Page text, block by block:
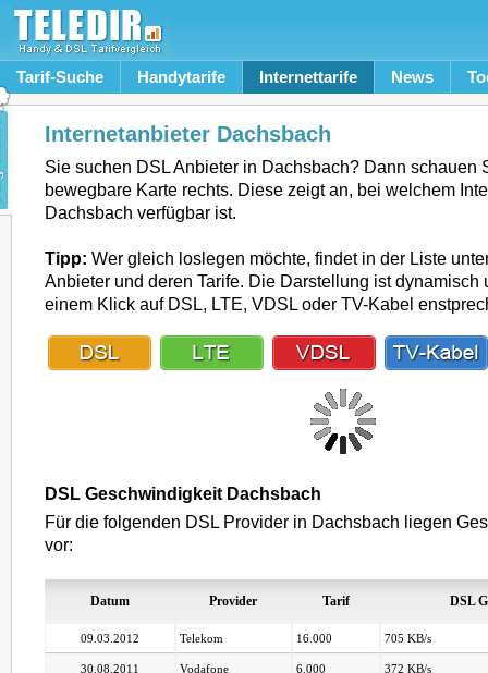
Tarif-Suche Handytarife Internettarife News
Internetanbieter Dachsbach
Sie suchen DSL Anbieter in Dachsbach? Dann schauen
bewegbare Karte rechts. Diese zeigt an, bei welchem
Dachsbach verfügbar ist.
Tipp: Wer gleich loslegen möchte, findet in der Liste
Anbieter und deren Tarife. Die Darstellung ist dynamisch
einem Klick auf DSL, LTE, VDSL oder TV-Kabel
DSL Geschwindigkeit Dachsbach
Für die folgenden DSL Provider in Dachsbach liegen
vor:
Datum Provider Tarif DSL
09.03.2012 Telekom 16.000 705 KB/s
30.08.2011 Vodafone 6.000 372 KB/s